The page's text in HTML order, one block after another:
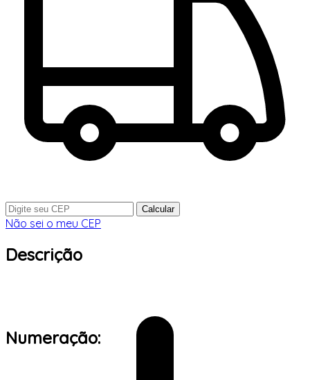
Calcular
Não sei o meu CEP
Descrição
Numeração: